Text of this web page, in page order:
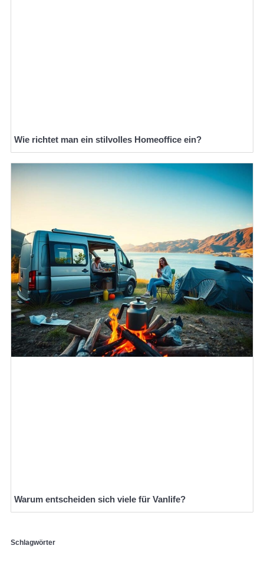
Wie richtet man ein stilvolles Homeoffice ein?
Warum entscheiden sich viele für Vanlife?
Schlagwörter